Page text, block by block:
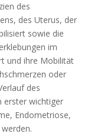
des
des Uterus, der
sowie die
im
und ihre Mobilität
oder
des
erster wichtiger
Endometriose,